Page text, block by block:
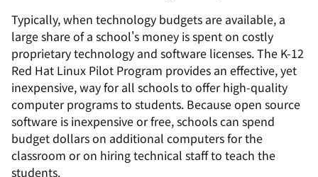
Typically, when technology budgets are available, a
large share of a school's money is spent on costly
proprietary technology and software licenses. The K-12
Red Hat Linux Pilot Program provides an effective, yet
inexpensive, way for all schools to offer high-quality
computer programs to students. Because open source
software is inexpensive or free, schools can spend
budget dollars on additional computers for the
classroom or on hiring technical staff to teach the
students.